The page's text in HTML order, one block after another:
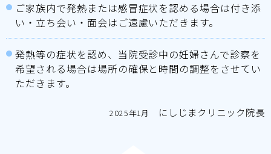
ご家族内で発熱または感冒症状を認める場合は付き添
い・立ち会い・面会はご遠慮いただきます。
発熱等の症状を認め、当院受診中の妊婦さんで診察を
希望される場合は場所の確保と時間の調整をさせてい
ただきます。
2025年1月 にしじまクリニック院長